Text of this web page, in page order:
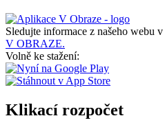
Sledujte informace z našeho webu v
V OBRAZE.
Volně ke stažení:
Klikací rozpočet